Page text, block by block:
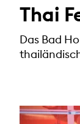
Thai
Das Bad